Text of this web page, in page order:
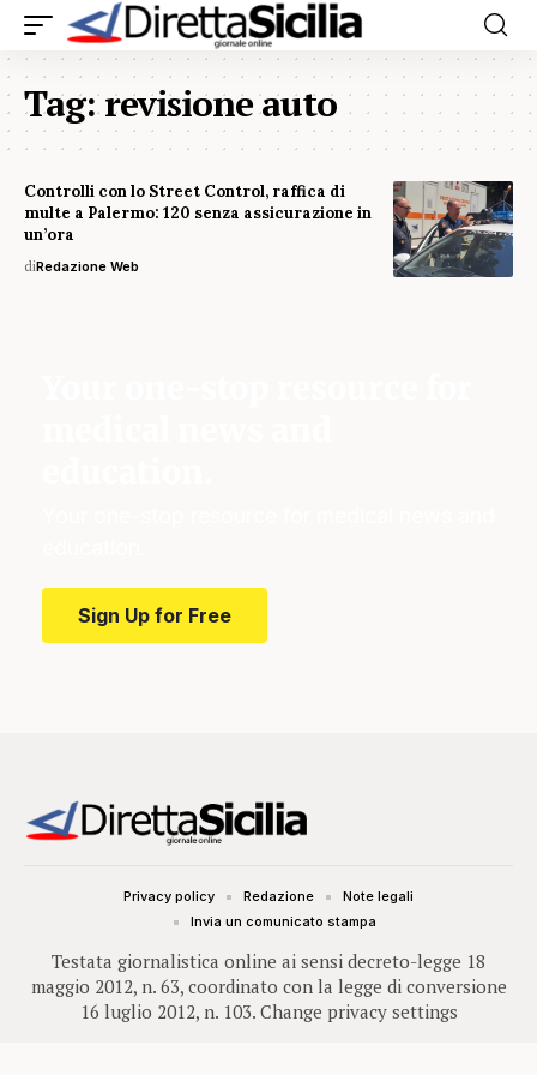
Tag:revisione auto
Controlli con lo Street Control, raffica di
multe a Palermo: 120 senza assicurazione in
un’ora
diRedazione Web
Sign Up for Free
Testata giornalistica online ai sensi decreto-legge 18
maggio 2012, n. 63, coordinato con la legge di conversione
16 luglio 2012, n. 103. Change privacy settings
Privacy policy Redazione
Note legali
Invia un comunicato stampa